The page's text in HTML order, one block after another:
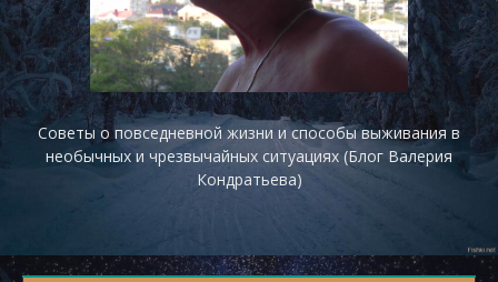
Советы о повседневной жизни и способы выживания в
необычных и чрезвычайных ситуациях (Блог Валерия
Кондратьева)